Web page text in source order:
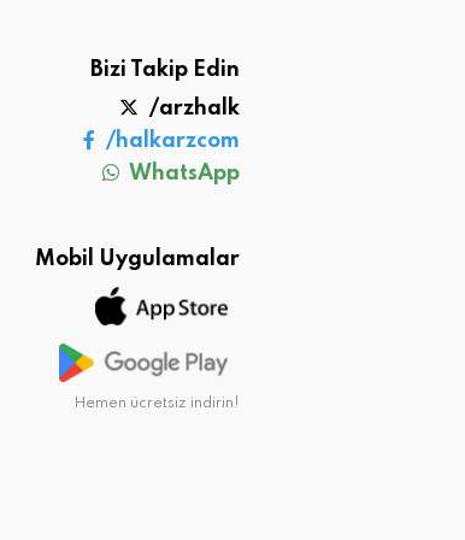
Bizi Takip Edin
/arzhalk
/halkarzcom
WhatsApp
Mobil Uygulamalar
Hemen ücretsiz indirin!